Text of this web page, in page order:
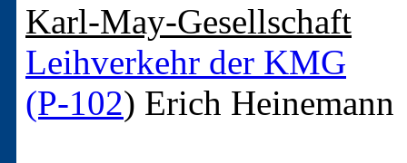
Karl-May-Gesellschaft
Leihverkehr der KMG
(P-102) Erich Heinemann